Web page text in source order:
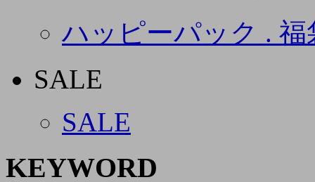
ハッピーパック . 福
SALE
SALE
KEYWORD